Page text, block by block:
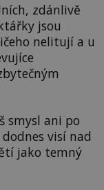
zdánlivě
jsou
nelitují a u
smysl ani po
visí nad
jako temný